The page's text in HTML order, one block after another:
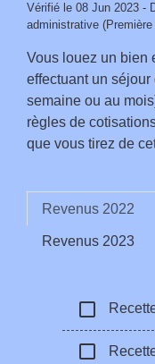
Vérifié le 08 Jun 2023 -
administrative
Vous louez un bien
effectuant un
semaine ou au
règles de
que vous tirez de
Revenus 2022
Revenus 2023
check_box_outline_blank
check_box_outline_blank